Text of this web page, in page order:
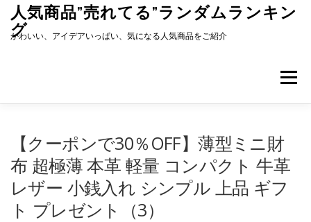
キ
人気商品”売れてる”ランダムランキン
グ
かわいい、アイデアいっぱい、気になる人気商品をご紹介
メニュー
【クーポンで30％OFF】薄型ミニ財
布 超極薄 本革 軽量 コンパクト 牛革
レザー 小銭入れ シンプル 上品 ギフ
ト プレゼント（3）